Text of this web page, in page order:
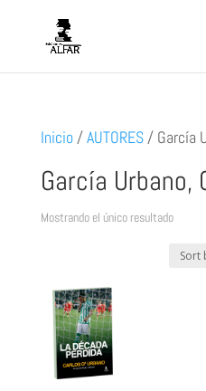
Inicio /AUTORES/ García
García Urbano,
Mostrando el único resultado